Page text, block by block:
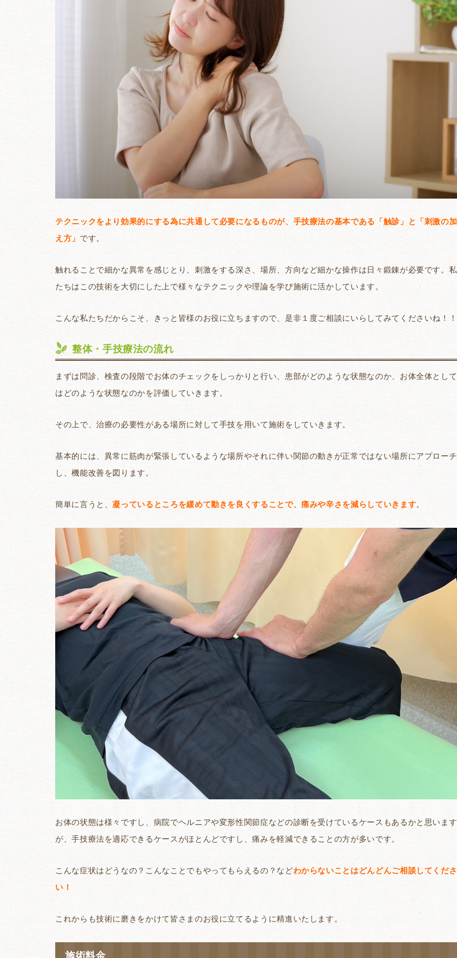
テクニックをより効果的にする為に共通して必要になるものが、手技療法の基本である「触診」と「刺激の加
え方」 です。
触れることで細かな異常を感じとり、刺激をする深さ、場所、方向など細かな操作は日々鍛錬が必要です。私
たちはこの技術を大切にした上で様々なテクニックや理論を学び施術に活かしています。
こんな私たちだからこそ、きっと皆様のお役に立ちますので、是非１度ご相談にいらしてみてくださいね！！
整体・手技療法の流れ
まずは問診、検査の段階でお体のチェックをしっかりと行い、患部がどのような状態なのか、お体全体として
はどのような状態なのかを評価していきます。
その上で、治療の必要性がある場所に対して手技を用いて施術をしていきます。
基本的には、異常に筋肉が緊張しているような場所やそれに伴い関節の動きが正常ではない場所にアプローチ
し、機能改善を図ります。
簡単に言うと、凝っているところを緩めて動きを良くすることで、痛みや辛さを減らしていきます。
お体の状態は様々ですし、病院でヘルニアや変形性関節症などの診断を受けているケースもあるかと思います
が、手技療法を適応できるケースがほとんどですし、痛みを軽減できることの方が多いです。
こんな症状はどうなの？こんなことでもやってもらえるの？などわからないことはどんどんご相談してくださ
い！
これからも技術に磨きをかけて皆さまのお役に立てるように精進いたします。
施術料金